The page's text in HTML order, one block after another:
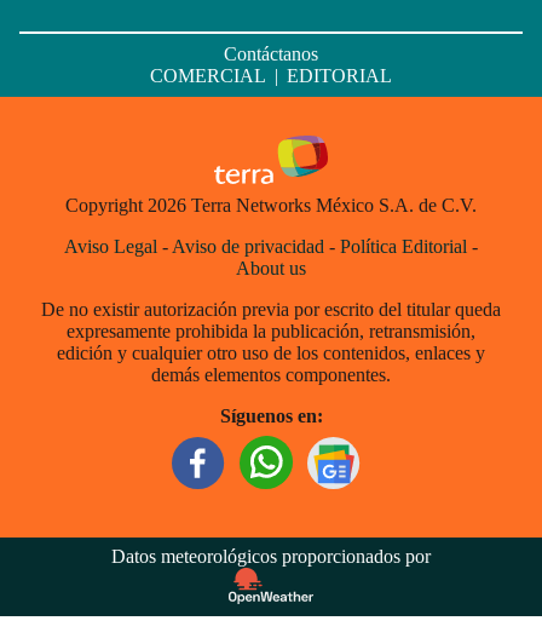
Contáctanos
COMERCIAL | EDITORIAL
Copyright 2026 Terra Networks México S.A. de C.V.
Aviso Legal - Aviso de privacidad - Política Editorial -
About us
De no existir autorización previa por escrito del titular queda
expresamente prohibida la publicación, retransmisión,
edición y cualquier otro uso de los contenidos, enlaces y
demás elementos componentes.
Síguenos en:
Datos meteorológicos proporcionados por